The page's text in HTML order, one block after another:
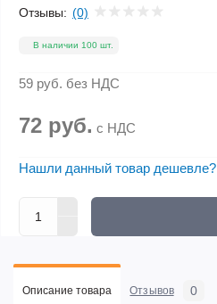
Отзывы: (0)
В наличии 100 шт.
59 руб. без НДС
72 руб. с НДС
Нашли данный товар дешевле?
Описание товара Отзывов 0